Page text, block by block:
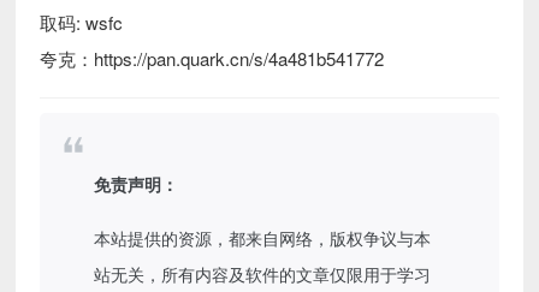
取码: wsfc
夸克：https://pan.quark.cn/s/4a481b541772
免责声明：
本站提供的资源，都来自网络，版权争议与本
站无关，所有内容及软件的文章仅限用于学习